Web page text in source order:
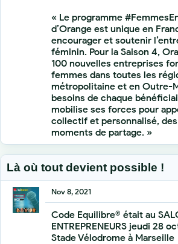
« Le programme
d’Orange est unique en
encourager et soutenir
féminin. Pour la Saison 4,
100 nouvelles entreprises
femmes dans toutes les
métropolitaine et en Outre-
besoins de chaque
mobilise ses forces pour
collectif et personnalisé,
moments de partage. »
Là où tout devient possible !
Nov 8, 2021
Code Equilibre® était au
ENTREPRENEURS jeudi 28
Stade Vélodrome à Marseille